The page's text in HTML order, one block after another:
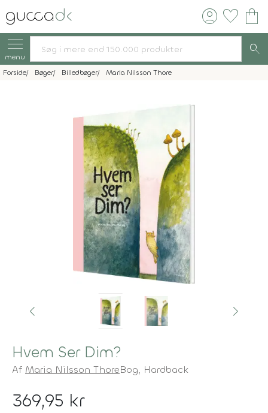
account_circle favorite shopping_bag
menu search
Forside Bøger Billedbøger Maria Nilsson Thore
Hvem Ser Dim?
Af Maria Nilsson ThoreBog, Hardback
369,95 kr